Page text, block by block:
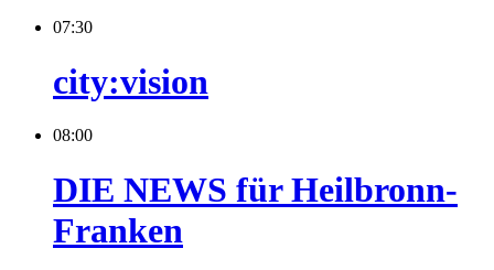
07:30
city:vision
08:00
DIE NEWS für Heilbronn-
Franken